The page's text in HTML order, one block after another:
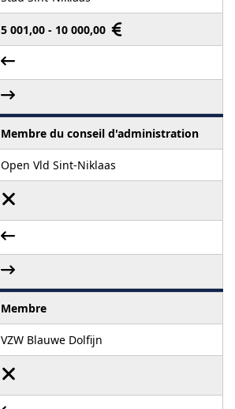
5 001,00 - 10 000,00
Membre du conseil d'administration
Open Vld Sint-Niklaas
Membre
VZW Blauwe Dolfijn